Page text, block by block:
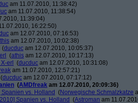
am 11.07.2010, 11:38:42)
am 11.07.2010, 11:38:54)
11:39:04)
16:22:50)
am 12.07.2010, 07:16:53)
am 12.07.2010, 10:02:38)
(ducduc am 12.07.2010, 10:05:37)
(athis am 12.07.2010, 10:17:13)
erl
(ducduc am 12.07.2010, 10:31:08)
am 11.07.2010, 12:57:21)
(ducduc am 12.07.2010, 07:17:12)
(AMDfreak am 12.07.2010, 20:09:36)
Spanien vs. Holland (Norwegische Schmalzkatze
Spanien vs. Holland (Astroman am